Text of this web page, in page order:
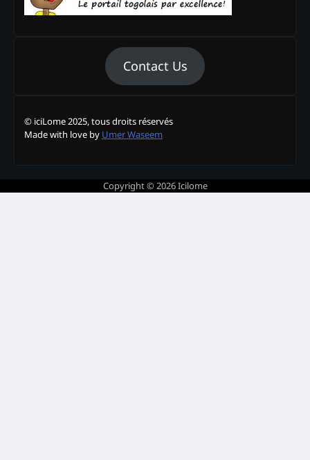
Contact Us
© iciLome 2025, tous droits réservés
Made with love by Umer Waseem
Copyright © 2026Icilome